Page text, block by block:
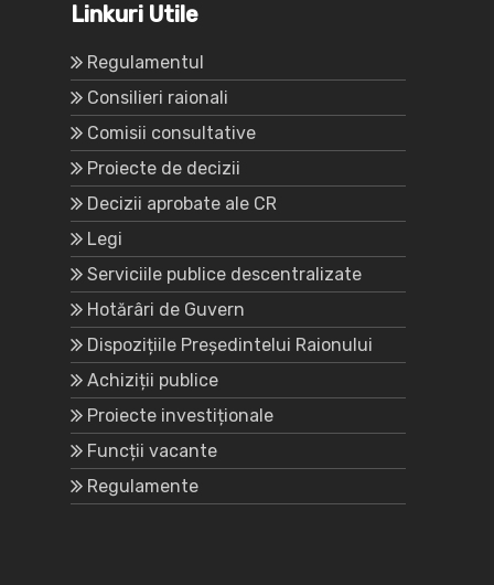
Linkuri Utile
Regulamentul
Consilieri raionali
Comisii consultative
Proiecte de decizii
Decizii aprobate ale CR
Legi
Serviciile publice descentralizate
Hotărâri de Guvern
Dispozițiile Președintelui Raionului
Achiziții publice
Proiecte investiționale
Funcții vacante
Regulamente